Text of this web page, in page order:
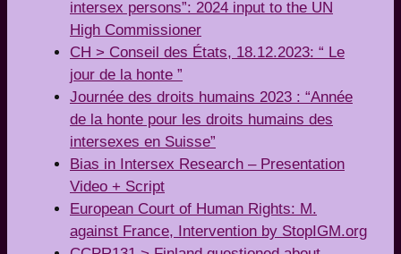
intersex persons”: 2024 input to the UN
High Commissioner
CH > Conseil des États, 18.12.2023: “ Le
jour de la honte ”
Journée des droits humains 2023 : “Année
de la honte pour les droits humains des
intersexes en Suisse”
Bias in Intersex Research – Presentation
Video + Script
European Court of Human Rights: M.
against France, Intervention by StopIGM.org